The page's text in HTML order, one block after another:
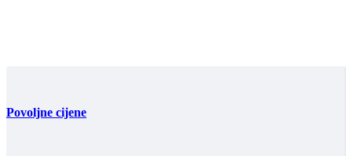
Povoljne cijene